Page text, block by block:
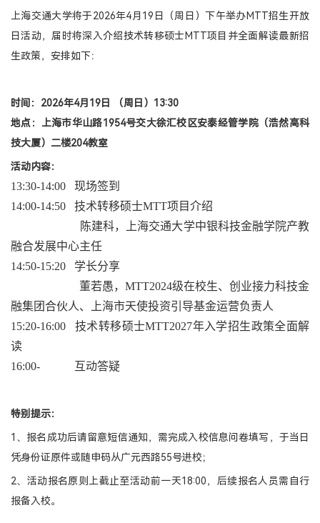
在校生登录
上海交通大学将于2026年4月19日（周日）下午举办MTT招生开放
日活动，届时将深入介绍技术转移硕士MTT项目并全面解读最新招
生政策，安排如下：
时间：2026年4月19日 （周日）13:30
地点： 上海市华山路1954号交大徐汇校区安泰经管学院（浩然高科
技大厦）二楼204教室
活动内容：
13:30-14:00 现场签到
14:00-14:50 技术转移硕士MTT项目介绍
陈建科，上海交通大学中银科技金融学院产教
融合发展中心主任
14:50-15:20 学长分享
董若愚，MTT2024级在校生、创业接力科技金
融集团合伙人、上海市天使投资引导基金运营负责人
15:20-16:00 技术转移硕士MTT2027年入学招生政策全面解
读
16:00- 互动答疑
特别提示：
1、 报名成功后请留意短信通知，需完成入校信息问卷填写，于当日
凭身份证原件或随申码从广元西路55号进校；
2、活动报名原则上截止至活动前一天18:00，后续报名人员需自行
报备入校。